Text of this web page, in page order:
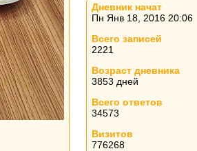
Дневник начат
Пн Янв 18, 2016 20:06
Всего записей
2221
Возраст дневника
3853 дней
Всего ответов
34573
Визитов
776268